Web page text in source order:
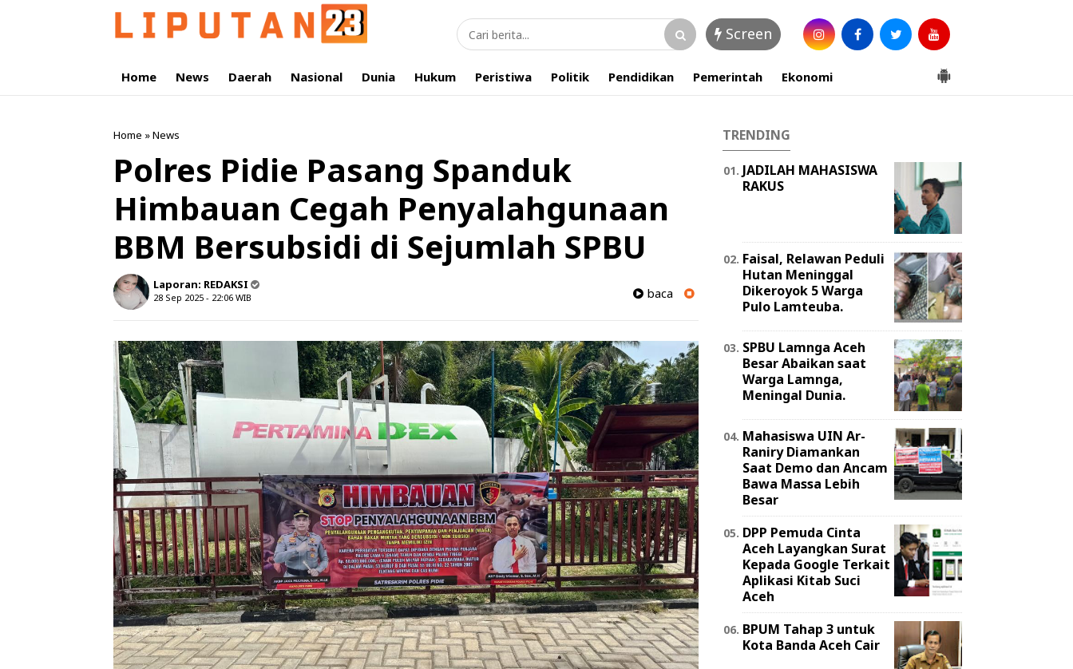
Screen
Home News Daerah Nasional Dunia Hukum Peristiwa Politik Pendidikan Pemerintah Ekonomi
Home »News
Polres Pidie Pasang Spanduk
Himbauan Cegah Penyalahgunaan
BBM Bersubsidi di Sejumlah SPBU
Laporan: REDAKSI
28 Sep 2025 - 22:06 WIB baca
TRENDING
JADILAH MAHASISWA
RAKUS
Faisal, Relawan Peduli
Hutan Meninggal
Dikeroyok 5 Warga
Pulo Lamteuba.
SPBU Lamnga Aceh
Besar Abaikan saat
Warga Lamnga,
Meningal Dunia.
Mahasiswa UIN Ar-
Raniry Diamankan
Saat Demo dan Ancam
Bawa Massa Lebih
Besar
DPP Pemuda Cinta
Aceh Layangkan Surat
Kepada Google Terkait
Aplikasi Kitab Suci
Aceh
BPUM Tahap 3 untuk
Kota Banda Aceh Cair